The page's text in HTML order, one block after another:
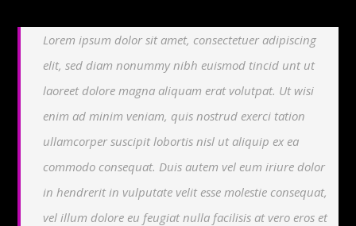
Lorem ipsum dolor sit amet, consectetuer adipiscing
elit, sed diam nonummy nibh euismod tincid unt ut
laoreet dolore magna aliquam erat volutpat. Ut wisi
enim ad minim veniam, quis nostrud exerci tation
ullamcorper suscipit lobortis nisl ut aliquip ex ea
commodo consequat. Duis autem vel eum iriure dolor
in hendrerit in vulputate velit esse molestie consequat,
vel illum dolore eu feugiat nulla facilisis at vero eros et